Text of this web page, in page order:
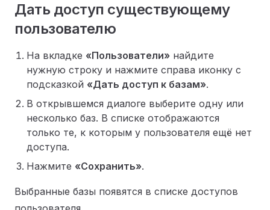
Дать доступ существующему
пользователю
На вкладке «Пользователи» найдите
нужную строку и нажмите справа иконку с
подсказкой «Дать доступ к базам».
В открывшемся диалоге выберите одну или
несколько баз. В списке отображаются
только те, к которым у пользователя ещё нет
доступа.
Нажмите «Сохранить».
Выбранные базы появятся в списке доступов